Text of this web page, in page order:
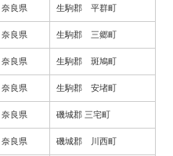
奈良県 生駒郡 平群町
奈良県 生駒郡 三郷町
奈良県 生駒郡 斑鳩町
奈良県 生駒郡 安堵町
奈良県 磯城郡 三宅町
奈良県 磯城郡 川西町